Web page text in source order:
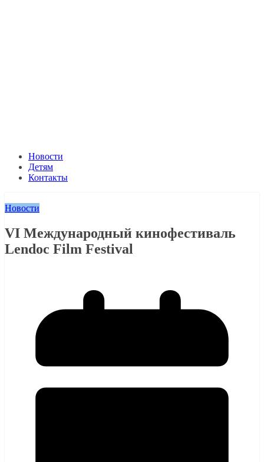
Новости
Детям
Контакты
Новости
VI Международный кинофестиваль
Lendoc Film Festival